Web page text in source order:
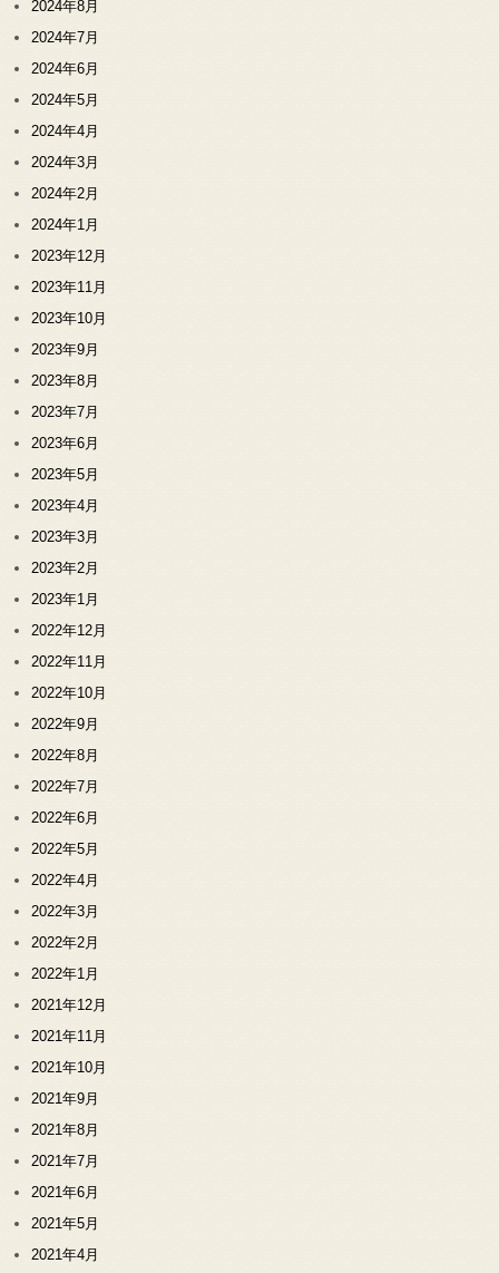
2024年8月
2024年7月
2024年6月
2024年5月
2024年4月
2024年3月
2024年2月
2024年1月
2023年12月
2023年11月
2023年10月
2023年9月
2023年8月
2023年7月
2023年6月
2023年5月
2023年4月
2023年3月
2023年2月
2023年1月
2022年12月
2022年11月
2022年10月
2022年9月
2022年8月
2022年7月
2022年6月
2022年5月
2022年4月
2022年3月
2022年2月
2022年1月
2021年12月
2021年11月
2021年10月
2021年9月
2021年8月
2021年7月
2021年6月
2021年5月
2021年4月